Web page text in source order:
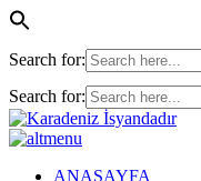
Search for:
Search for:
ANASAYFA